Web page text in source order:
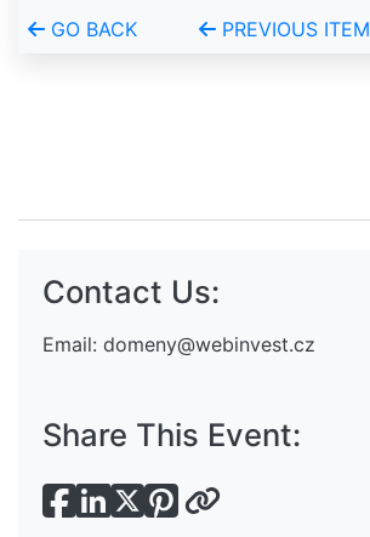
GO BACK PREVIOUS ITEM
Contact Us:
Email: domeny@webinvest.cz
Share This Event: